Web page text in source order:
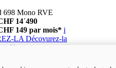
698 Mono RVE
14´490
149 par mois* i
LA Décovurez-la
Nera
698 Mono Nera